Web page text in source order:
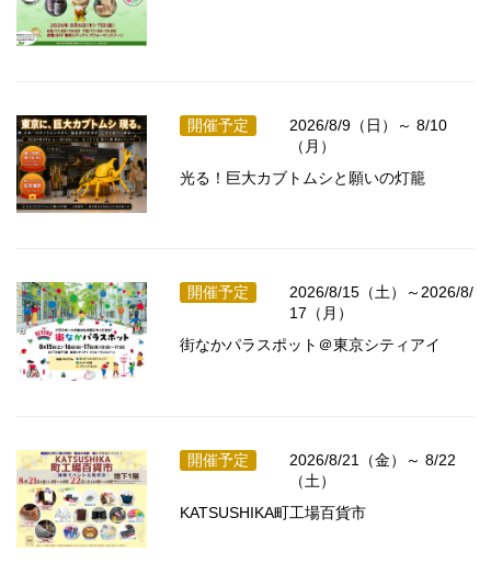
開催予定
2026/8/9（日）～ 8/10
（月）
光る！巨大カブトムシと願いの灯籠
開催予定
2026/8/15（土）～2026/8/
17（月）
街なかパラスポット＠東京シティアイ
開催予定
2026/8/21（金）～ 8/22
（土）
KATSUSHIKA町工場百貨市